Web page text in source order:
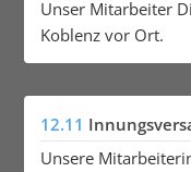
Unser Mitarbeiter
Koblenz vor Ort.
12.11
Unsere